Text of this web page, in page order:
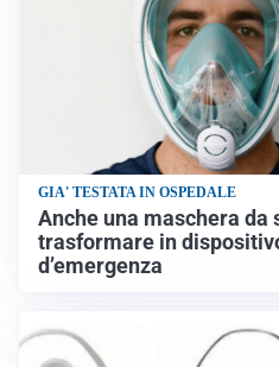
GIA' TESTATA IN OSPEDALE
Anche una maschera da
trasformare in
d’emergenza